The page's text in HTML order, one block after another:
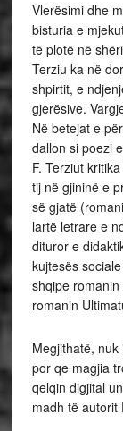
Vlerësimi dhe
bisturia e
të plotë në
Terziu ka në
shpirtit, e
gjerësive.
Në betejat e
dallon si poezi
F. Terziut
tij në gjininë e
së gjatë
lartë letrare e
dituror e
kujtesës
shqipe
romanin
Megjithatë,
por qe magjia
qelqin digjital
madh të autorit